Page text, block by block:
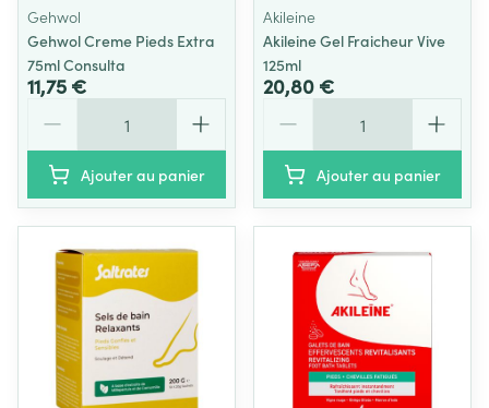
Gehwol
Gehwol Creme Pieds Extra
75ml Consulta
11,75 €
Ajouter au panier
Akileine
Akileine Gel Fraicheur Vive
125ml
20,80 €
Ajouter au panier